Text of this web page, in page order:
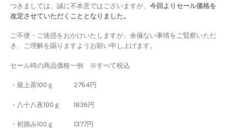
つきましては、誠に不本意ではございますが、 今回よりセール価格を
改定させていただくこととなりました。
ご不便・ご迷惑をおかけいたしますが、余儀ない事情をご賢察いただ
き、ご理解を賜りますようお願い申し上げます。
セール時の商品価格一例 ※すべて税込
・最上茶100ｇ 2754円
・八十八夜100ｇ 1836円
・初摘み100ｇ 1377円